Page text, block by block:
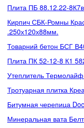
Плита ПБ 88.12.22-
Кирпич СБК-Ромны
.250х120х88мм.
Товарний бетон БСГ
Плита ПК 52-12-8 К1
Утеплитель
Тротуарная плитка
Битумная черепица
Минеральная вата